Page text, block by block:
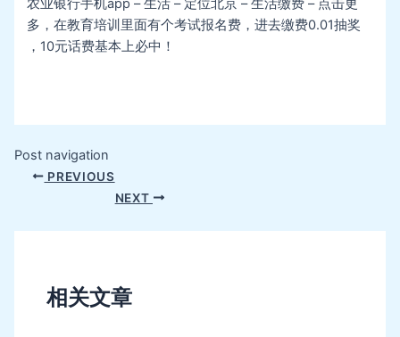
农业银行手机app – 生活 – 定位北京 – 生活缴费 – 点击更
多，在教育培训里面有个考试报名费，进去缴费0.01抽奖
，10元话费基本上必中！
Post navigation
PREVIOUS
NEXT
相关文章